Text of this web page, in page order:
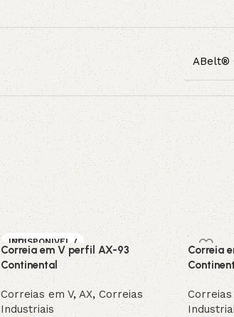
ABelt®
INDISPONIVEL /
SOB ENCOMEN
DA
Correia em V perfil AX-93
Continental
Correias em V,AX,Correias
Industriais
Correia
Correias